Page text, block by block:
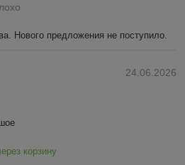
Нового предложения не поступило.
24.06.2026
корзину